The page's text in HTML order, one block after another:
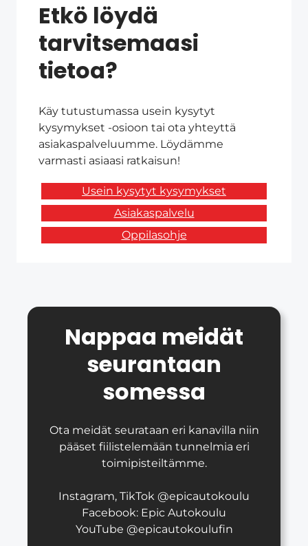
Etkö löydä
tarvitsemaasi
tietoa?
Käy tutustumassa usein kysytyt
kysymykset -osioon tai ota yhteyttä
asiakaspalveluumme. Löydämme
varmasti asiaasi ratkaisun!
Usein kysytyt kysymykset
Asiakaspalvelu
Oppilasohje
Nappaa meidät
seurantaan
somessa
Ota meidät seurataan eri kanavilla niin
pääset fiilistelemään tunnelmia eri
toimipisteiltämme.
Instagram, TikTok @epicautokoulu
Facebook: Epic Autokoulu
YouTube @epicautokoulufin